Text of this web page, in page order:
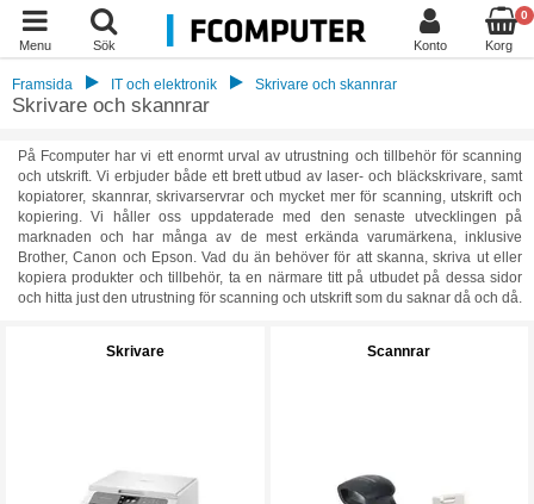
Menu Sök Konto
0
Korg
Framsida IT och elektronik Skrivare och skannrar
Skrivare och skannrar
På Fcomputer har vi ett enormt urval av utrustning och tillbehör för scanning
och utskrift. Vi erbjuder både ett brett utbud av laser- och bläckskrivare, samt
kopiatorer, skannrar, skrivarservrar och mycket mer för scanning, utskrift och
kopiering. Vi håller oss uppdaterade med den senaste utvecklingen på
marknaden och har många av de mest erkända varumärkena, inklusive
Brother, Canon och Epson. Vad du än behöver för att skanna, skriva ut eller
kopiera produkter och tillbehör, ta en närmare titt på utbudet på dessa sidor
och hitta just den utrustning för scanning och utskrift som du saknar då och då.
Skrivare Scannrar